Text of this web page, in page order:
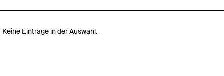
Keine Einträge in der Auswahl.